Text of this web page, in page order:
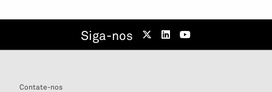
Siga-nos
Contate-nos